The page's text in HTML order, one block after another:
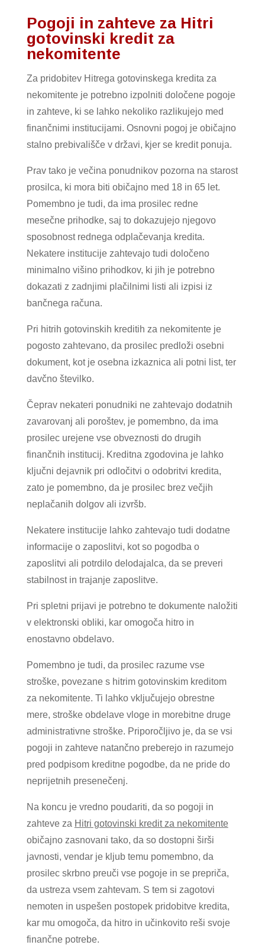
Pogoji in zahteve za Hitri
gotovinski kredit za
nekomitente
Za pridobitev Hitrega gotovinskega kredita za
nekomitente je potrebno izpolniti določene pogoje
in zahteve, ki se lahko nekoliko razlikujejo med
finančnimi institucijami. Osnovni pogoj je običajno
stalno prebivališče v državi, kjer se kredit ponuja.
Prav tako je večina ponudnikov pozorna na starost
prosilca, ki mora biti običajno med 18 in 65 let.
Pomembno je tudi, da ima prosilec redne
mesečne prihodke, saj to dokazujejo njegovo
sposobnost rednega odplačevanja kredita.
Nekatere institucije zahtevajo tudi določeno
minimalno višino prihodkov, ki jih je potrebno
dokazati z zadnjimi plačilnimi listi ali izpisi iz
bančnega računa.
Pri hitrih gotovinskih kreditih za nekomitente je
pogosto zahtevano, da prosilec predloži osebni
dokument, kot je osebna izkaznica ali potni list, ter
davčno številko.
Čeprav nekateri ponudniki ne zahtevajo dodatnih
zavarovanj ali poroštev, je pomembno, da ima
prosilec urejene vse obveznosti do drugih
finančnih institucij. Kreditna zgodovina je lahko
ključni dejavnik pri odločitvi o odobritvi kredita,
zato je pomembno, da je prosilec brez večjih
neplačanih dolgov ali izvršb.
Nekatere institucije lahko zahtevajo tudi dodatne
informacije o zaposlitvi, kot so pogodba o
zaposlitvi ali potrdilo delodajalca, da se preveri
stabilnost in trajanje zaposlitve.
Pri spletni prijavi je potrebno te dokumente naložiti
v elektronski obliki, kar omogoča hitro in
enostavno obdelavo.
Pomembno je tudi, da prosilec razume vse
stroške, povezane s hitrim gotovinskim kreditom
za nekomitente. Ti lahko vključujejo obrestne
mere, stroške obdelave vloge in morebitne druge
administrativne stroške. Priporočljivo je, da se vsi
pogoji in zahteve natančno preberejo in razumejo
pred podpisom kreditne pogodbe, da ne pride do
neprijetnih presenečenj.
Na koncu je vredno poudariti, da so pogoji in
zahteve za Hitri gotovinski kredit za nekomitente
običajno zasnovani tako, da so dostopni širši
javnosti, vendar je kljub temu pomembno, da
prosilec skrbno preuči vse pogoje in se prepriča,
da ustreza vsem zahtevam. S tem si zagotovi
nemoten in uspešen postopek pridobitve kredita,
kar mu omogoča, da hitro in učinkovito reši svoje
finančne potrebe.